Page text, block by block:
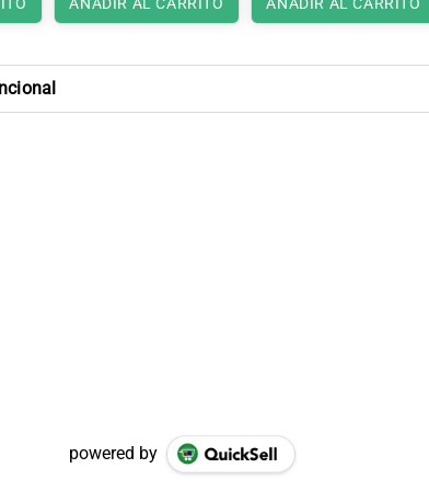
AÑADIR AL CARRITO AÑADIR AL CARRITO
powered by